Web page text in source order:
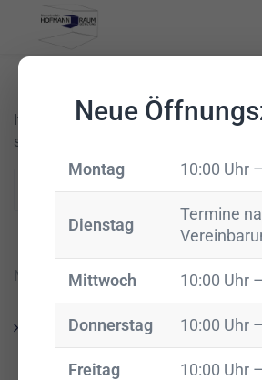
It seems we can’t find what you’re
searching can help.
Neueste Beiträge
Smarte Vorhangschienen: Komfort
Raumausstattung
27. Januar 2026
Neue
Montag 10:00 Uhr
Dienstag
Termine
Mittwoch 10:00 Uhr
Donnerstag 10:00 Uhr
Freitag 10:00 Uhr